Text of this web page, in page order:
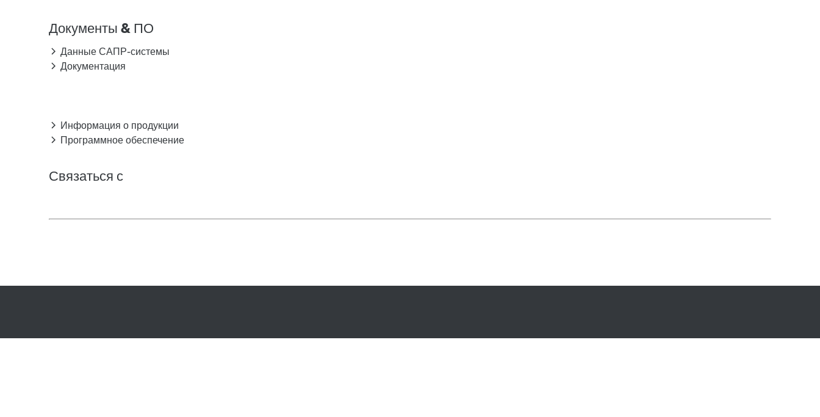
Документы & ПО
Данные САПР-системы
Документация
Информация о продукции
Программное обеспечение
Связаться с